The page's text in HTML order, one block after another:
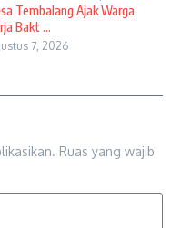
Tembalang Ajak Warga
Bakt ...
7, 2026
Ruas yang wajib